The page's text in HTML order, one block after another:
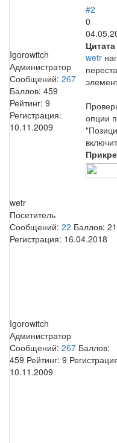
Igorowitch
Администратор
Сообщений: 267
Баллов: 459
Рейтинг: 9
Регистрация:
10.11.2009
#2
0
Цитата
wetr
опции
wetr
Посетитель
Сообщений: 22 Баллов: 21
Регистрация: 16.04.2018
Igorowitch
Администратор
Сообщений: 267 Баллов:
459 Рейтинг: 9
10.11.2009